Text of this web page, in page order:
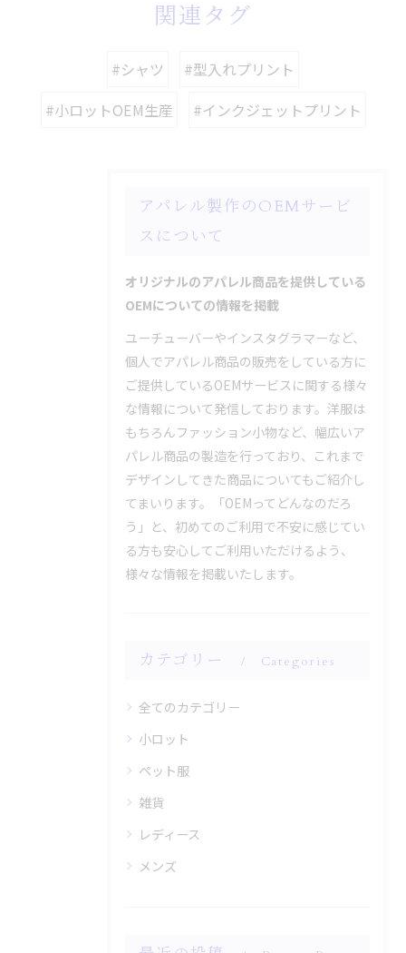
関連タグ
#シャツ
#型入れプリント
#小ロットOEM生産
#インクジェットプリント
アパレル製作のOEMサービ
スについて
オリジナルのアパレル商品を提供している
OEMについての情報を掲載
ユーチューバーやインスタグラマーなど、
個人でアパレル商品の販売をしている方に
ご提供しているOEMサービスに関する様々
な情報について発信しております。洋服は
もちろんファッション小物など、幅広いア
パレル商品の製造を行っており、これまで
デザインしてきた商品についてもご紹介し
てまいります。「OEMってどんなのだろ
う」と、初めてのご利用で不安に感じてい
る方も安心してご利用いただけるよう、
様々な情報を掲載いたします。
カテゴリー Categories
全てのカテゴリー
小ロット
ペット服
雑貨
レディース
メンズ